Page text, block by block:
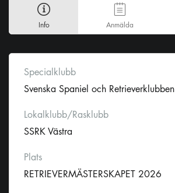
Info Anmälda
Specialklubb
Svenska Spaniel och Retrieverklubben
Lokalklubb/Rasklubb
SSRK Västra
Plats
RETRIEVERMÄSTERSKAPET 2026